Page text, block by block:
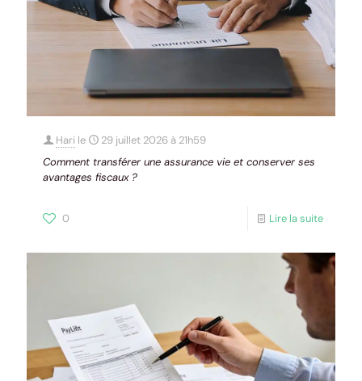
Hari le
29 juillet 2026 à 21h59
Comment transférer une assurance vie et conserver ses
avantages fiscaux ?
0 Lire la suite